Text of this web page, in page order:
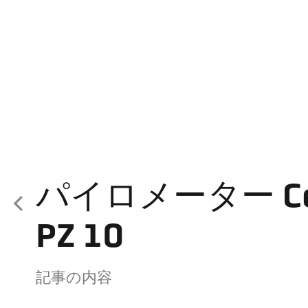
パイロメーター
PZ 10
記事の内容